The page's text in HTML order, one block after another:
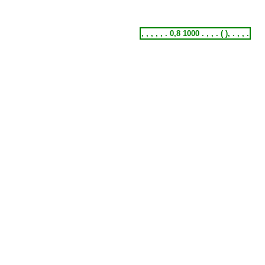
, , , , , . 0,8 1000 . , , . ( ), . , , .